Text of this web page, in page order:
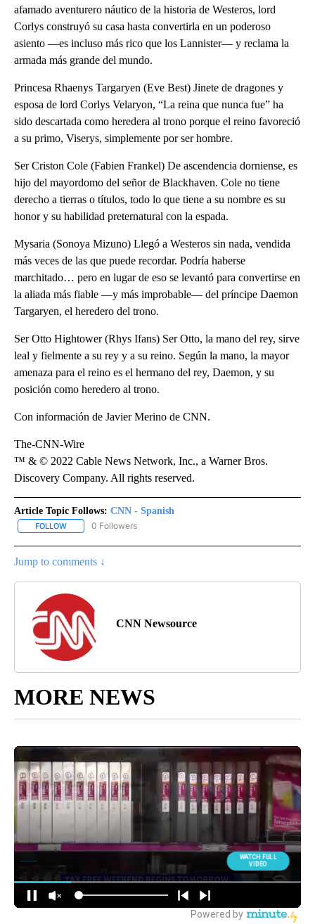
afamado aventurero náutico de la historia de Westeros, lord
Corlys construyó su casa hasta convertirla en un poderoso
asiento —es incluso más rico que los Lannister— y reclama la
armada más grande del mundo.
Princesa Rhaenys Targaryen (Eve Best) Jinete de dragones y
esposa de lord Corlys Velaryon, “La reina que nunca fue” ha
sido descartada como heredera al trono porque el reino favoreció
a su primo, Viserys, simplemente por ser hombre.
Ser Criston Cole (Fabien Frankel) De ascendencia dorniense, es
hijo del mayordomo del señor de Blackhaven. Cole no tiene
derecho a tierras o títulos, todo lo que tiene a su nombre es su
honor y su habilidad preternatural con la espada.
Mysaria (Sonoya Mizuno) Llegó a Westeros sin nada, vendida
más veces de las que puede recordar. Podría haberse
marchitado… pero en lugar de eso se levantó para convertirse en
la aliada más fiable —y más improbable— del príncipe Daemon
Targaryen, el heredero del trono.
Ser Otto Hightower (Rhys Ifans) Ser Otto, la mano del rey, sirve
leal y fielmente a su rey y a su reino. Según la mano, la mayor
amenaza para el reino es el hermano del rey, Daemon, y su
posición como heredero al trono.
Con información de Javier Merino de CNN.
The-CNN-Wire
™ & © 2022 Cable News Network, Inc., a Warner Bros.
Discovery Company. All rights reserved.
Article Topic Follows: CNN - Spanish
FOLLOW FOLLOW "CNN - SPANISH" TO RECEIVE NOTIFICATIONS ABOUT
0 Followers
Jump to comments ↓
CNN Newsource
MORE NEWS